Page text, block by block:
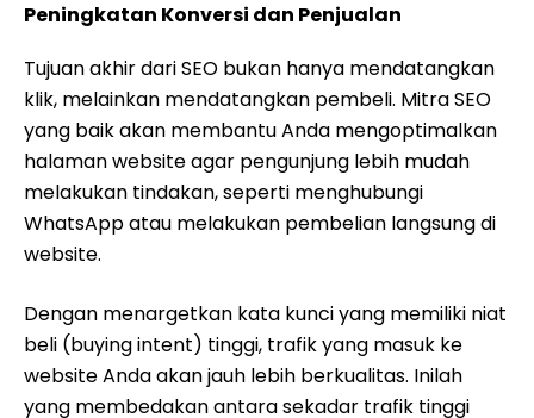
Peningkatan Konversi dan Penjualan
Tujuan akhir dari SEO bukan hanya mendatangkan
klik, melainkan mendatangkan pembeli. Mitra SEO
yang baik akan membantu Anda mengoptimalkan
halaman website agar pengunjung lebih mudah
melakukan tindakan, seperti menghubungi
WhatsApp atau melakukan pembelian langsung di
website.
Dengan menargetkan kata kunci yang memiliki niat
beli (buying intent) tinggi, trafik yang masuk ke
website Anda akan jauh lebih berkualitas. Inilah
yang membedakan antara sekadar trafik tinggi